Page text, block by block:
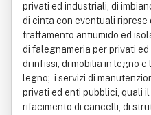
privati ed industriali, di
di cinta con eventuali
trattamento antiumido ed
di falegnameria per privati
di infissi, di mobilia in legno
legno; - i servizi di
privati ed enti pubblici, quali
rifacimento di cancelli, di